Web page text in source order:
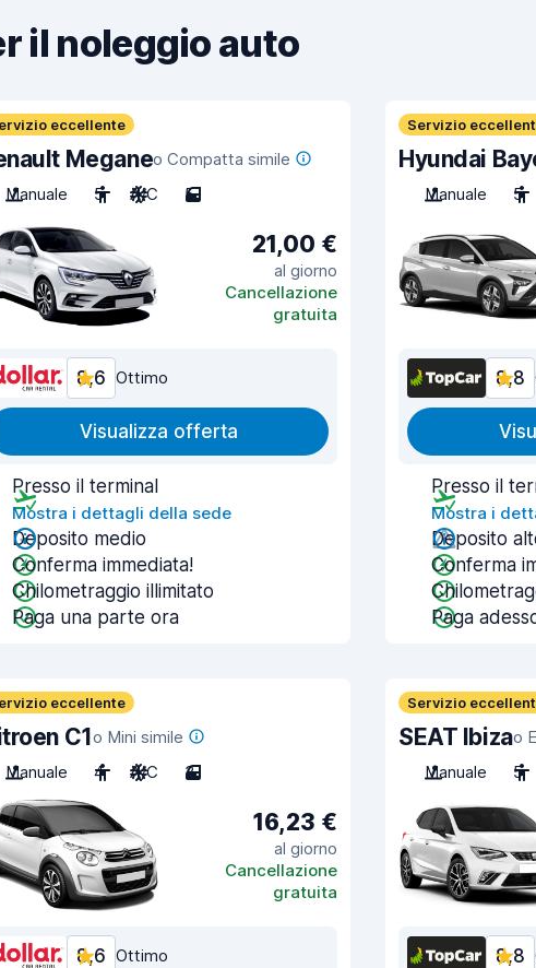
il noleggio auto
eccellente
Meganeo Compatta simile
Manuale
5 A/C 5
21,00 €
al giorno
Cancellazione
gratuita
8,6 Ottimo
Visualizza offerta
Presso il terminal
Mostra i dettagli della sede
Deposito medio
Conferma immediata!
Chilometraggio illimitato
Paga una parte ora
Servizio
Hyundai
Manuale
5
8,8
Presso il
Mostra i
Deposito
Conferma
Paga
eccellente
C1o Mini simile
Manuale
4 A/C 3
16,23 €
al giorno
Cancellazione
gratuita
8,6 Ottimo
Servizio
SEAT Ibizao
Manuale
5
8,8